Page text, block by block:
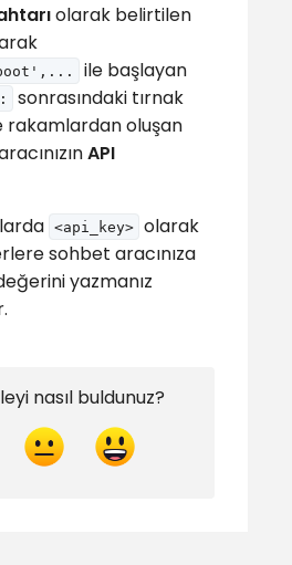
olarak belirtilen
ile başlayan
sonrasındaki tırnak
rakamlardan oluşan
API
<api_key>
olarak
sohbet aracınıza
yazmanız
nasıl buldunuz?